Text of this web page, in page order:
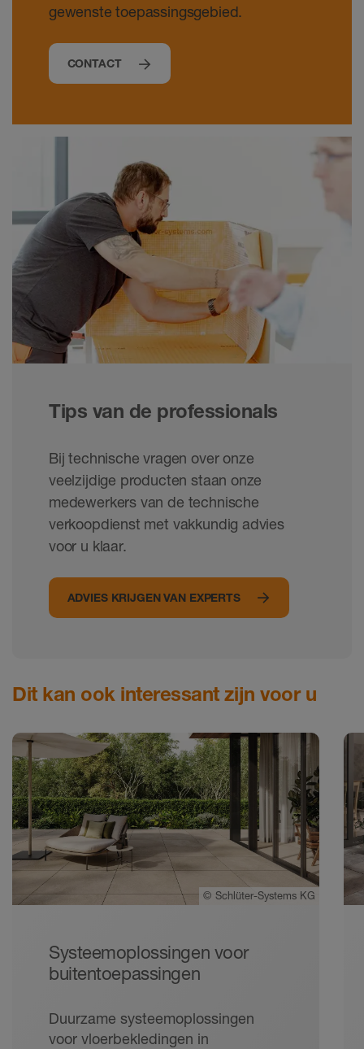
gewenste toepassingsgebied.
CONTACT
Tips van de professionals
Bij technische vragen over onze
veelzijdige producten staan onze
medewerkers van de technische
verkoopdienst met vakkundig advies
voor u klaar.
ADVIES KRIJGEN VAN EXPERTS
Dit kan ook interessant zijn voor u
© Schlüter-Systems KG
Systeemoplossingen voor
buitentoepassingen
Duurzame systeemoplossingen
voor vloerbekledingen in